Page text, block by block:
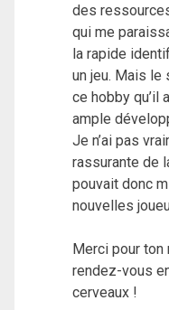
des
qui me
la rapide
un jeu. Mais
ce hobby qu’il
ample
Je n’ai pas
rassurante de
pouvait donc
nouvelles
Merci pour ton
rendez-vous
cerveaux !